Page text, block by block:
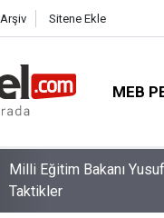
Arşiv Sitene Ekle
MEB
İl Dışı Özür Grubu